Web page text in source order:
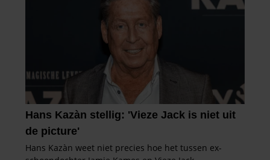
verzameld op basis van uw gebruik van hun services. U
gaat akkoord met onze cookies als u onze website blijft